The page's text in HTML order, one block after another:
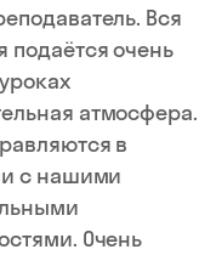
Вся
очень
атмосфера.
в
с нашими
Очень